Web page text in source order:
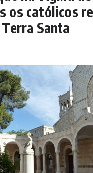
os católicos
Santa